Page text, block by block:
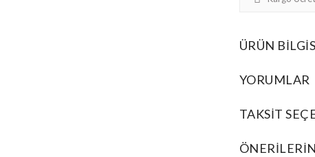
ÜRÜN
YORUMLAR
TAKSIT